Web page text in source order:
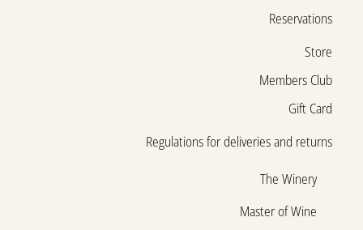
The Winery
Master of Wine
Reservations
Store
Gift Card
Members Club
Regulations for deliveries and returns